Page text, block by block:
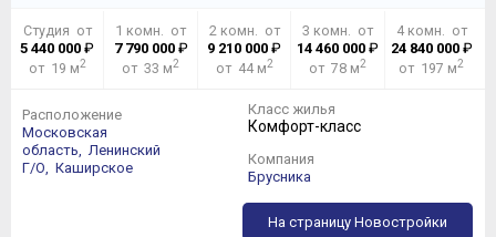
Студия от
5 440 000 ₽
от 19 м2
1 комн. от
7 790 000₽
от 33 м2
2 комн. от
9 210 000 ₽
от 44 м2
3 комн. от
14 460 000 ₽
от 78 м2
4 комн. от
24 840 000₽
от 197 м2
Расположение
Московская
область,
Ленинский
Г/О,
Каширское
Класс жилья
Комфорт-класс
Компания
Брусника
На страницу Новостройки